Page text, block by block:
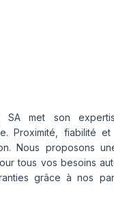
SA met son
Proximité, fiabilité
Nous proposons
tous vos besoins
grâce à nos